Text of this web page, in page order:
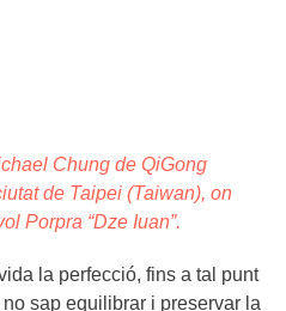
Chung de QiGong
de Taipei (Taiwan), on
Porpra “Dze Iuan”.
la perfecció, fins a tal punt
sap equilibrar i preservar la